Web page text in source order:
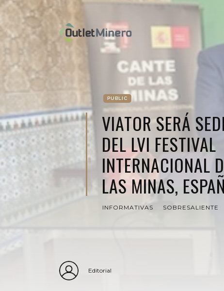
PUBLIC
VIATOR SERÁ
DEL LVI FESTIVAL
INTERNACIONAL
LAS MINAS,
INFORMATIVAS SOBRESALIENTE
Editorial